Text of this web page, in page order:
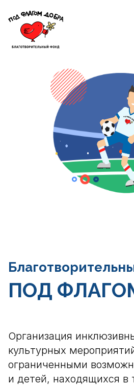
ПОД
Организация
культурных
ограниченными
и детей, находящихся в